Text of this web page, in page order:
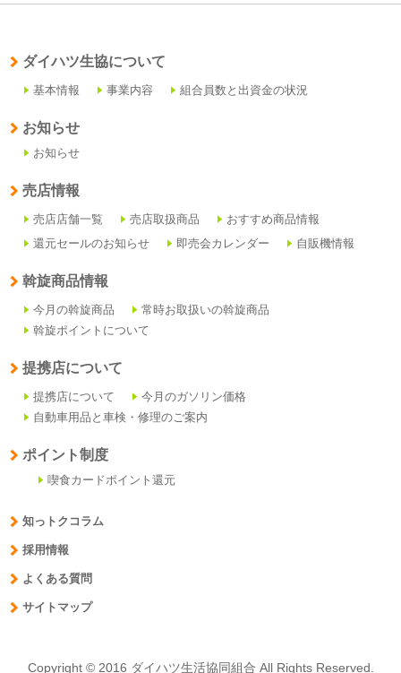
ダイハツ生協について
基本情報 事業内容 組合員数と出資金の状況
お知らせ
お知らせ
売店情報
売店店舗一覧 売店取扱商品
おすすめ商品情報
還元セールのお知らせ
即売会カレンダー 自販機情報
斡旋商品情報
今月の斡旋商品
常時お取扱いの斡旋商品
斡旋ポイントについて
提携店について
提携店について
今月のガソリン価格
自動車用品と車検・修理のご案内
ポイント制度
喫食カードポイント還元
知っトクコラム
採用情報
よくある質問
サイトマップ
Copyright © 2016 ダイハツ生活協同組合 All Rights Reserved.